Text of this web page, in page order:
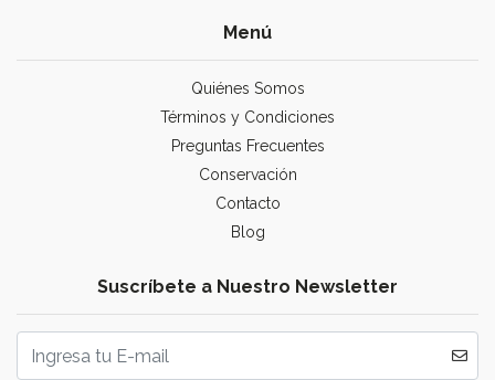
Menú
Quiénes Somos
Términos y Condiciones
Preguntas Frecuentes
Conservación
Contacto
Blog
Suscríbete a Nuestro Newsletter